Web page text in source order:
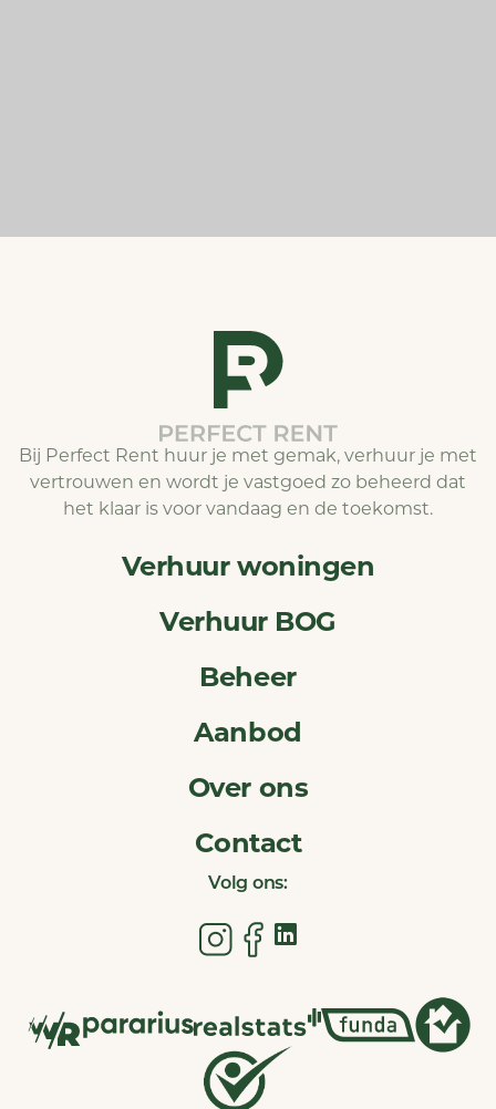
Bij Perfect Rent huur je met gemak, verhuur je met
vertrouwen en wordt je vastgoed zo beheerd dat
het klaar is voor vandaag en de toekomst.
Verhuur woningen
Verhuur BOG
Beheer
Aanbod
Over ons
Contact
Volg ons: